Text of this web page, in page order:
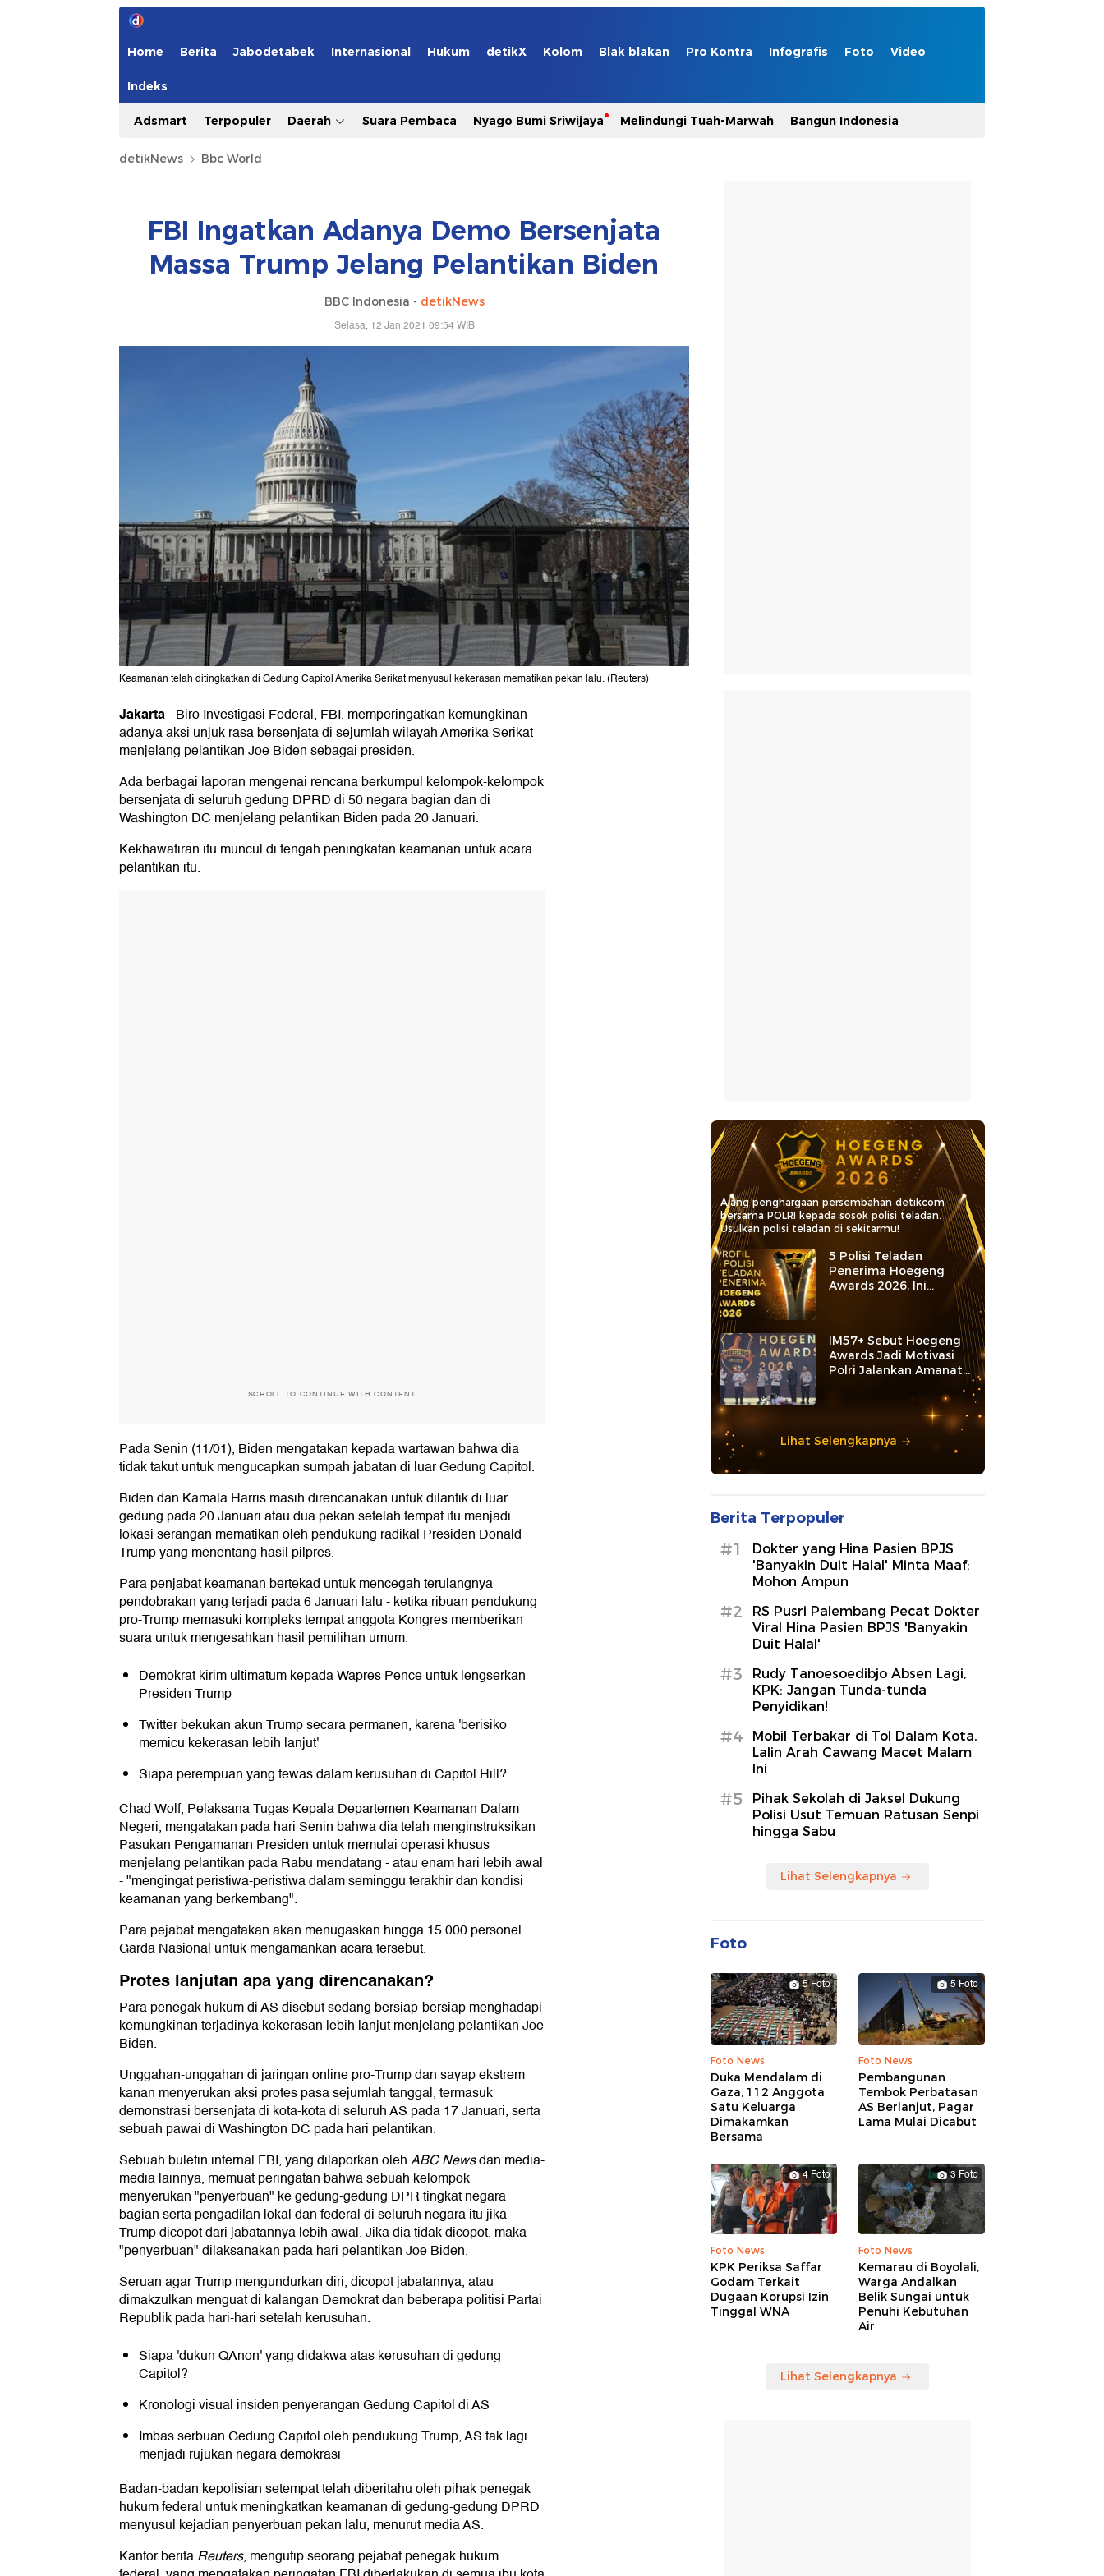
Home Berita Jabodetabek Internasional Hukum detikX Kolom Blak blakan Pro Kontra Infografis Foto Video
Indeks
Adsmart Terpopuler Daerah Suara Pembaca Nyago Bumi Sriwijaya Melindungi Tuah-Marwah Bangun Indonesia
detikNews Bbc World
FBI Ingatkan Adanya Demo Bersenjata
Massa Trump Jelang Pelantikan Biden
BBC Indonesia - detikNews
Selasa, 12 Jan 2021 09:54 WIB
Keamanan telah ditingkatkan di Gedung Capitol Amerika Serikat menyusul kekerasan mematikan pekan lalu. (Reuters)
Jakarta-Biro Investigasi Federal, FBI, memperingatkan kemungkinan
adanya aksi unjuk rasa bersenjata di sejumlah wilayah Amerika Serikat
menjelang pelantikan Joe Biden sebagai presiden.
Ada berbagai laporan mengenai rencana berkumpul kelompok-kelompok
bersenjata di seluruh gedung DPRD di 50 negara bagian dan di
Washington DC menjelang pelantikan Biden pada 20 Januari.
Kekhawatiran itu muncul di tengah peningkatan keamanan untuk acara
pelantikan itu.
SCROLL TO CONTINUE WITH CONTENT
Pada Senin (11/01), Biden mengatakan kepada wartawan bahwa dia
tidak takut untuk mengucapkan sumpah jabatan di luar Gedung Capitol.
Biden dan Kamala Harris masih direncanakan untuk dilantik di luar
gedung pada 20 Januari atau dua pekan setelah tempat itu menjadi
lokasi serangan mematikan oleh pendukung radikal Presiden Donald
Trump yang menentang hasil pilpres.
Para penjabat keamanan bertekad untuk mencegah terulangnya
pendobrakan yang terjadi pada 6 Januari lalu - ketika ribuan pendukung
pro-Trump memasuki kompleks tempat anggota Kongres memberikan
suara untuk mengesahkan hasil pemilihan umum.
Demokrat kirim ultimatum kepada Wapres Pence untuk lengserkan
Presiden Trump
Twitter bekukan akun Trump secara permanen, karena 'berisiko
memicu kekerasan lebih lanjut'
Siapa perempuan yang tewas dalam kerusuhan di Capitol Hill?
Chad Wolf, Pelaksana Tugas Kepala Departemen Keamanan Dalam
Negeri, mengatakan pada hari Senin bahwa dia telah menginstruksikan
Pasukan Pengamanan Presiden untuk memulai operasi khusus
menjelang pelantikan pada Rabu mendatang - atau enam hari lebih awal
- "mengingat peristiwa-peristiwa dalam seminggu terakhir dan kondisi
keamanan yang berkembang".
Para pejabat mengatakan akan menugaskan hingga 15.000 personel
Garda Nasional untuk mengamankan acara tersebut.
Protes lanjutan apa yang direncanakan?
Para penegak hukum di AS disebut sedang bersiap-bersiap menghadapi
kemungkinan terjadinya kekerasan lebih lanjut menjelang pelantikan Joe
Biden.
Unggahan-unggahan di jaringan online pro-Trump dan sayap ekstrem
kanan menyerukan aksi protes pasa sejumlah tanggal, termasuk
demonstrasi bersenjata di kota-kota di seluruh AS pada 17 Januari, serta
sebuah pawai di Washington DC pada hari pelantikan.
Sebuah buletin internal FBI, yang dilaporkan olehABC Newsdan media-
media lainnya, memuat peringatan bahwa sebuah kelompok
menyerukan "penyerbuan" ke gedung-gedung DPR tingkat negara
bagian serta pengadilan lokal dan federal di seluruh negara itu jika
Trump dicopot dari jabatannya lebih awal. Jika dia tidak dicopot, maka
"penyerbuan" dilaksanakan pada hari pelantikan Joe Biden.
Seruan agar Trump mengundurkan diri, dicopot jabatannya, atau
dimakzulkan menguat di kalangan Demokrat dan beberapa politisi Partai
Republik pada hari-hari setelah kerusuhan.
Siapa 'dukun QAnon' yang didakwa atas kerusuhan di gedung
Capitol?
Kronologi visual insiden penyerangan Gedung Capitol di AS
Imbas serbuan Gedung Capitol oleh pendukung Trump, AS tak lagi
menjadi rujukan negara demokrasi
Badan-badan kepolisian setempat telah diberitahu oleh pihak penegak
hukum federal untuk meningkatkan keamanan di gedung-gedung DPRD
menyusul kejadian penyerbuan pekan lalu, menurut media AS.
Kantor beritaReuters, mengutip seorang pejabat penegak hukum
Ajang penghargaan persembahan detikcom
bersama POLRI kepada sosok polisi teladan.
Usulkan polisi teladan di sekitarmu!
5 Polisi Teladan
Penerima Hoegeng
Awards 2026, Ini
Kategori dan Kiprahnya
IM57+ Sebut Hoegeng
Awards Jadi Motivasi
Polri Jalankan Amanat
Lihat Selengkapnya
Berita Terpopuler
#1
Dokter yang Hina Pasien BPJS
'Banyakin Duit Halal' Minta Maaf:
Mohon Ampun
#2
RS Pusri Palembang Pecat Dokter
Viral Hina Pasien BPJS 'Banyakin
Duit Halal'
#3
Rudy Tanoesoedibjo Absen Lagi,
KPK: Jangan Tunda-tunda
Penyidikan!
#4
Mobil Terbakar di Tol Dalam Kota,
Lalin Arah Cawang Macet Malam
Ini
#5
Pihak Sekolah di Jaksel Dukung
Polisi Usut Temuan Ratusan Senpi
hingga Sabu
Lihat Selengkapnya
Foto
5 Foto
Foto News
Duka Mendalam di
Gaza, 112 Anggota
Satu Keluarga
Dimakamkan
Bersama
5 Foto
Foto News
Pembangunan
Tembok Perbatasan
AS Berlanjut, Pagar
Lama Mulai Dicabut
4 Foto
Foto News
KPK Periksa Saffar
Godam Terkait
Dugaan Korupsi Izin
Tinggal WNA
3 Foto
Foto News
Kemarau di Boyolali,
Warga Andalkan
Belik Sungai untuk
Penuhi Kebutuhan
Air
Lihat Selengkapnya